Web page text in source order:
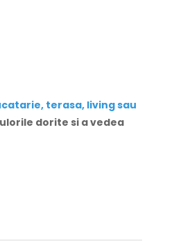
terasa, living sau
dorite si a vedea